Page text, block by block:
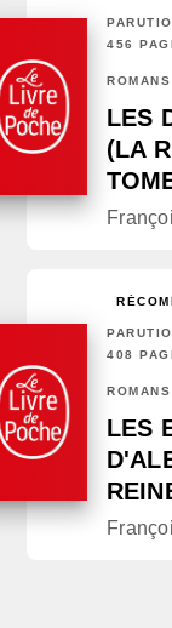
456
ROMANS
LES
(LA
408
ROMANS
LES